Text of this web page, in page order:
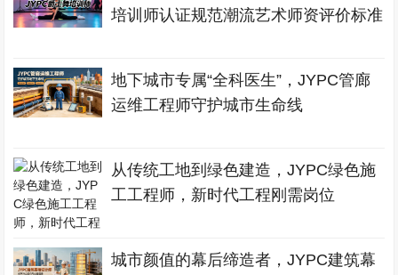
培训师认证规范潮流艺术师资评价标准
地下城市专属“全科医生”，JYPC管廊
运维工程师守护城市生命线
从传统工地到绿色建造，JYPC绿色施
工工程师，新时代工程刚需岗位
城市颜值的幕后缔造者，JYPC建筑幕